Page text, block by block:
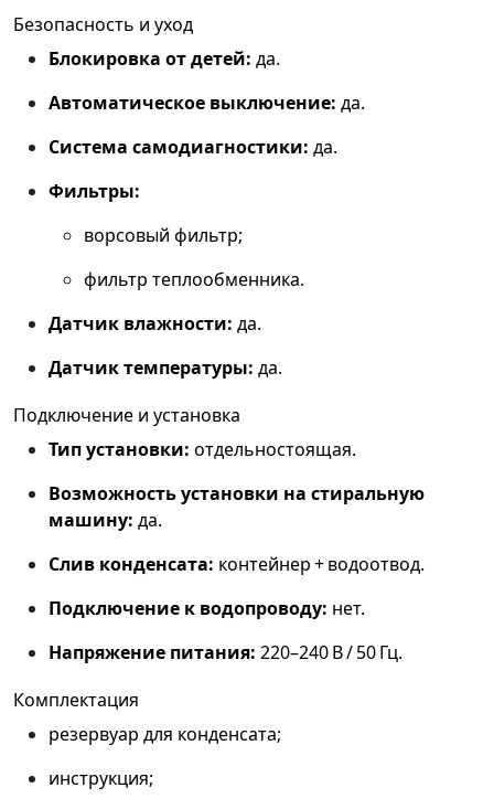
Безопасность и уход
Блокировка от детей: да.
Автоматическое выключение: да.
Система самодиагностики: да.
Фильтры:
ворсовый фильтр;
фильтр теплообменника.
Датчик влажности: да.
Датчик температуры: да.
Подключение и установка
Тип установки: отдельностоящая.
Возможность установки на стиральную
машину: да.
Слив конденсата: контейнер + водоотвод.
Подключение к водопроводу: нет.
Напряжение питания: 220–240 В / 50 Гц.
Комплектация
резервуар для конденсата;
инструкция;